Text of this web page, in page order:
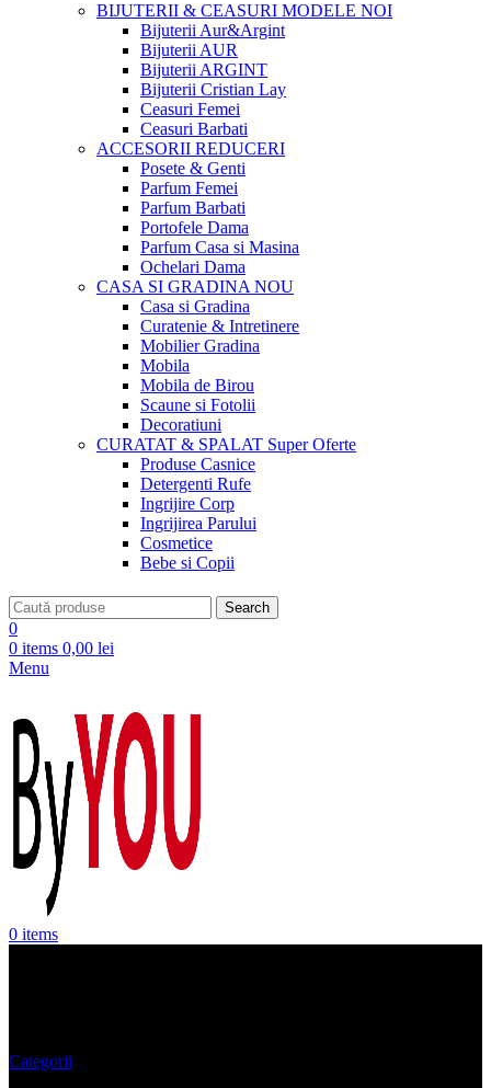
BIJUTERII & CEASURI MODELE NOI
Bijuterii Aur&Argint
Bijuterii AUR
Bijuterii ARGINT
Bijuterii Cristian Lay
Ceasuri Femei
Ceasuri Barbati
ACCESORII REDUCERI
Posete & Genti
Parfum Femei
Parfum Barbati
Portofele Dama
Parfum Casa si Masina
Ochelari Dama
CASA SI GRADINANOU
Casa si Gradina
Curatenie & Intretinere
Mobilier Gradina
Mobila
Mobila de Birou
Scaune si Fotolii
Decoratiuni
CURATAT & SPALAT Super Oferte
Produse Casnice
Detergenti Rufe
Ingrijire Corp
Ingrijirea Parului
Cosmetice
Bebe si Copii
Search
0
0 items 0,00 lei
Menu
0 items
Categorii